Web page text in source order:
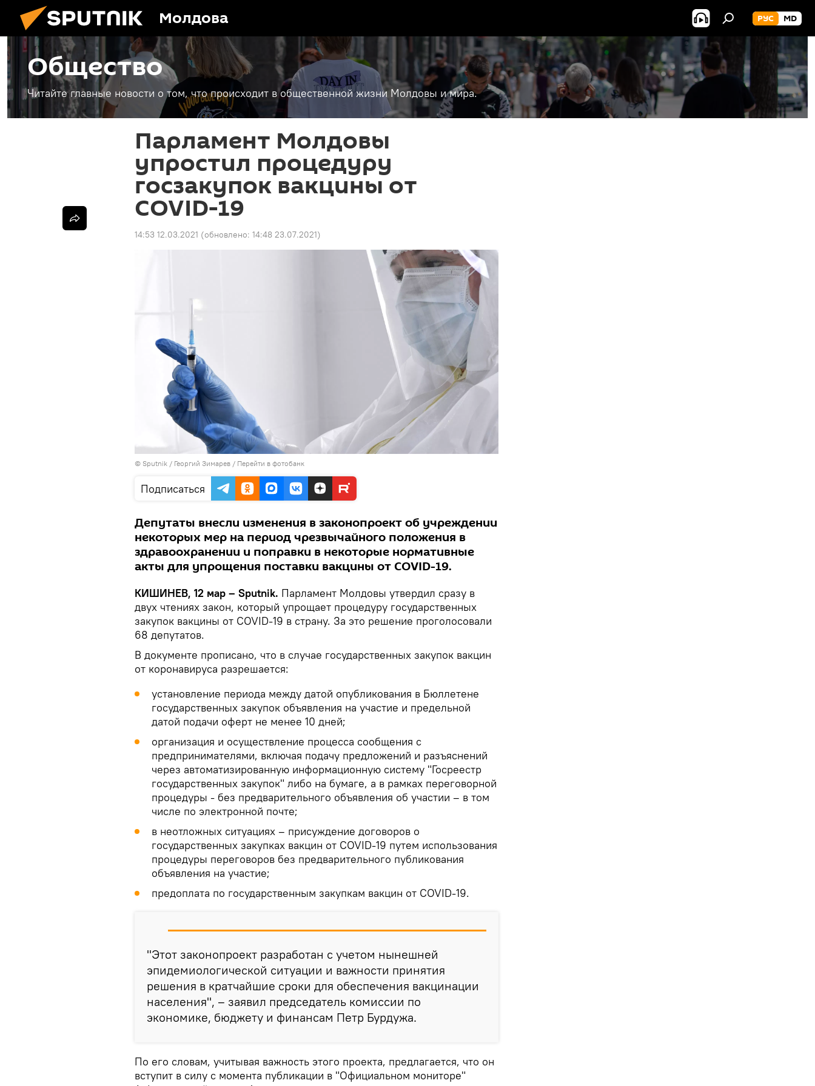
Молдова РУС MD
Общество
Читайте главные новости о том, что происходит в общественной жизни Молдовы и мира.
Парламент Молдовы
упростил процедуру
госзакупок вакцины от
COVID-19
14:53 12.03.2021 (обновлено: 14:48 23.07.2021)
© Sputnik / Георгий Зимарев / Перейти в фотобанк
Подписаться
Депутаты внесли изменения в законопроект об учреждении
некоторых мер на период чрезвычайного положения в
здравоохранении и поправки в некоторые нормативные
акты для упрощения поставки вакцины от COVID-19.
КИШИНЕВ, 12 мар – Sputnik. Парламент Молдовы утвердил сразу в
двух чтениях закон, который упрощает процедуру государственных
закупок вакцины от COVID-19 в страну. За это решение проголосовали
68 депутатов.
В документе прописано, что в случае государственных закупок вакцин
от коронавируса разрешается:
установление периода между датой опубликования в Бюллетене
государственных закупок объявления на участие и предельной
датой подачи оферт не менее 10 дней;
организация и осуществление процесса сообщения с
предпринимателями, включая подачу предложений и разъяснений
через автоматизированную информационную систему "Госреестр
государственных закупок" либо на бумаге, а в рамках переговорной
процедуры - без предварительного объявления об участии – в том
числе по электронной почте;
в неотложных ситуациях – присуждение договоров о
государственных закупках вакцин от COVID-19 путем использования
процедуры переговоров без предварительного публикования
объявления на участие;
предоплата по государственным закупкам вакцин от COVID-19.
"Этот законопроект разработан с учетом нынешней
эпидемиологической ситуации и важности принятия
решения в кратчайшие сроки для обеспечения вакцинации
населения", – заявил председатель комиссии по
экономике, бюджету и финансам Петр Бурдужа.
По его словам, учитывая важность этого проекта, предлагается, что он
вступит в силу с момента публикации в "Официальном мониторе"